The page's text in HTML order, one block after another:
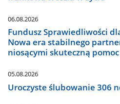
06.08.2026
Fundusz Sprawiedliwości
Nowa era stabilnego
niosącymi skuteczną pomoc
05.08.2026
Uroczyste ślubowanie 306